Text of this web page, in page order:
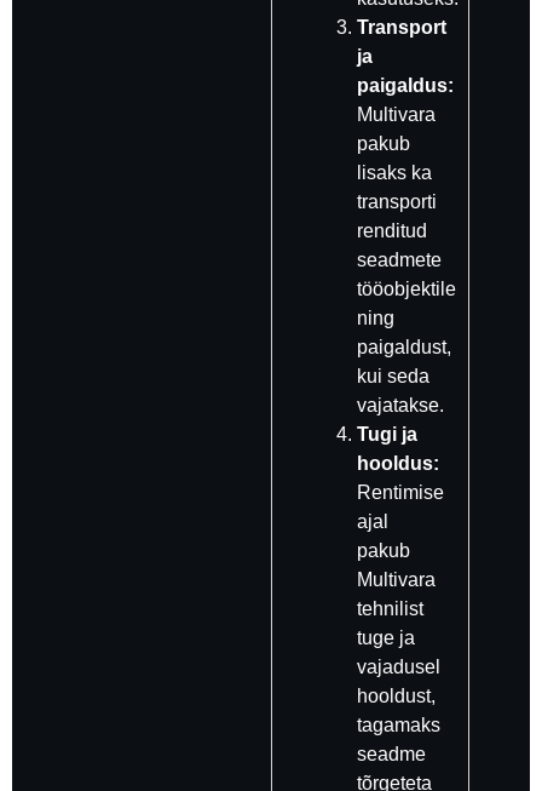
Transport
ja
paigaldus:
Multivara
pakub
lisaks ka
transporti
renditud
seadmete
tööobjektile
ning
paigaldust,
kui seda
vajatakse.
Tugi ja
hooldus:
Rentimise
ajal
pakub
Multivara
tehnilist
tuge ja
vajadusel
hooldust,
tagamaks
seadme
tõrgeteta